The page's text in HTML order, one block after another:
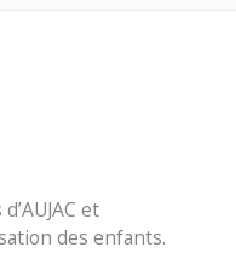
et
des enfants.